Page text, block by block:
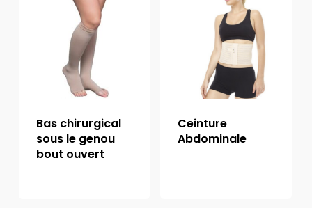
Bas chirurgical
sous le genou
bout ouvert
Ceinture
Abdominale